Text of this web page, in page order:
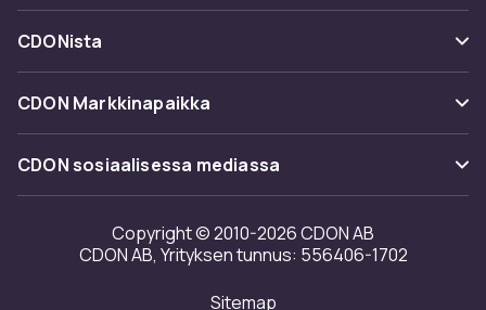
Ota yhteyttä
Toimitus
Takaisinvedot
Kategoriat
Tuotemerkit
CDONista
Tietoa meistä
Asiakasarvionnit
Investor relations
Saavutettavuusseloste
CDON Markkinapaikka
Merchant Help Center
CDON sosiaalisessa mediassa
Copyright © 2010-2026 CDON AB
CDON AB, Yrityksen tunnus: 556406-1702
Sitemap